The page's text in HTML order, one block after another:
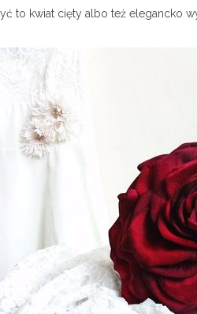
to kwiat cięty albo też elegancko